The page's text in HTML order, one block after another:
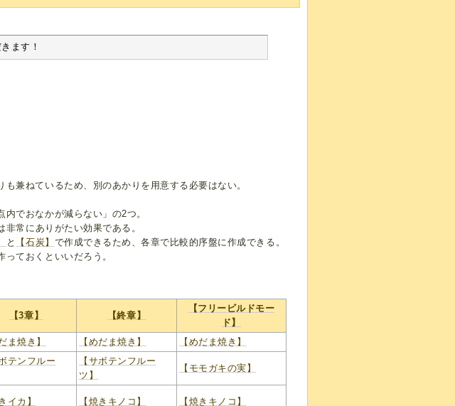
ます！
兼ねているため、別のあかりを用意する必要はない。
でおなかが減らない」の2つ。
常にありがたい効果である。
と 【石炭】 で作成できるため、各章で比較的序盤に作成できる。
ておくといいだろう。
【3章】 【終章】
【フリービルドモー
ド】
ま焼き】 【めだま焼き】
【めだま焼き】
テンフルー
【サボテンフルー
ツ】
【モモガキの実】
イカ】 【焼きキノコ】 【焼きキノコ】